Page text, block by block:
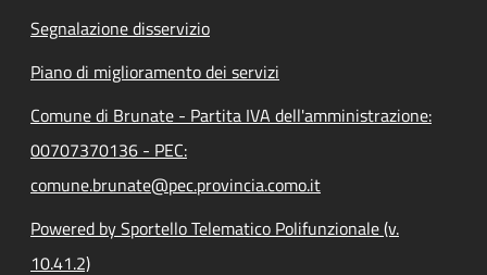
Segnalazione disservizio
Piano di miglioramento dei servizi
Comune di Brunate - Partita IVA dell'amministrazione:
00707370136 - PEC:
comune.brunate@pec.provincia.como.it
Powered by Sportello Telematico Polifunzionale (v.
10.41.2)